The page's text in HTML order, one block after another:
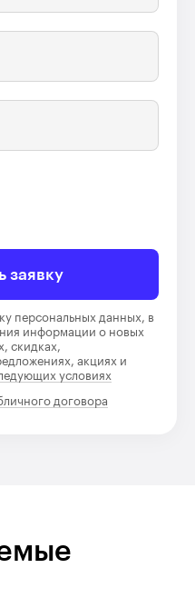
заявку
персональных данных, в
информации о новых
скидках,
акциях и
условиях
договора